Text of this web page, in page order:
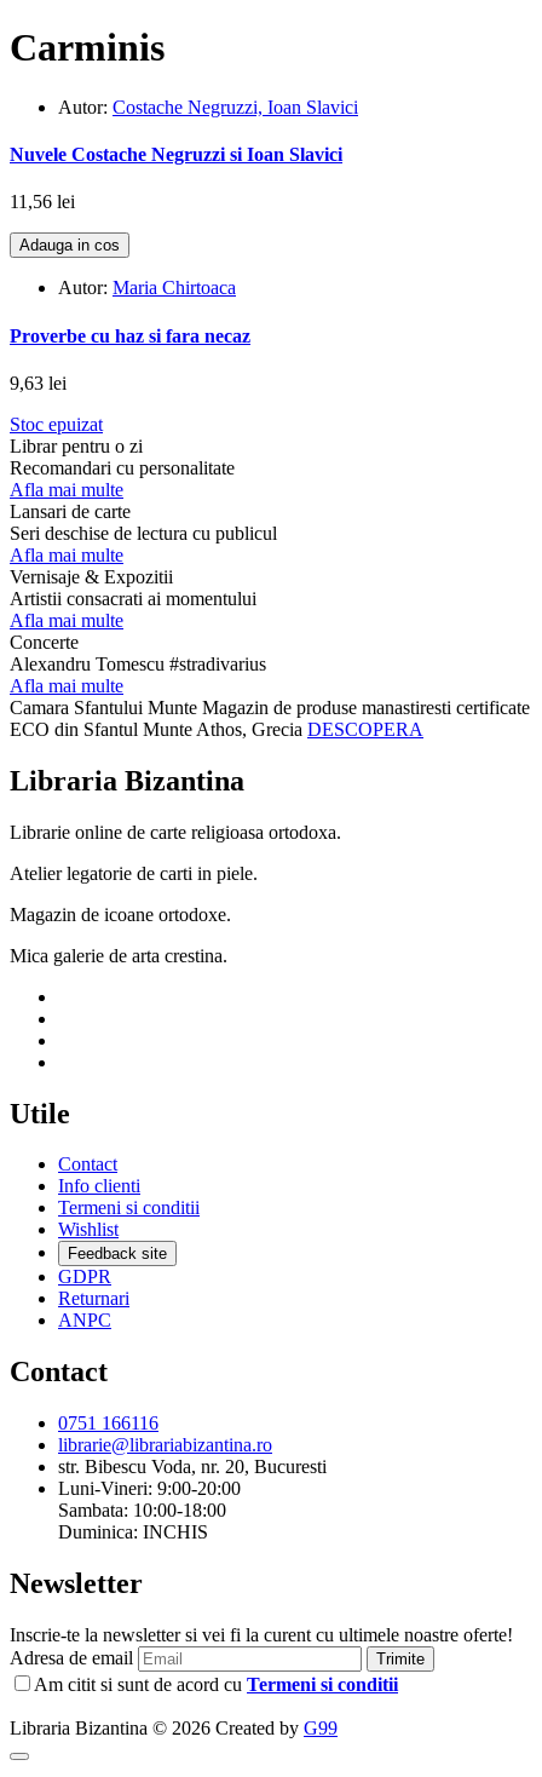
Carminis
Autor: Costache Negruzzi, Ioan Slavici
Nuvele Costache Negruzzi si Ioan Slavici
11,56 lei
Adauga in cos
Autor: Maria Chirtoaca
Proverbe cu haz si fara necaz
9,63 lei
Stoc epuizat
Librar pentru o zi
Recomandari cu personalitate
Afla mai multe
Lansari de carte
Seri deschise de lectura cu publicul
Afla mai multe
Vernisaje & Expozitii
Artistii consacrati ai momentului
Afla mai multe
Concerte
Alexandru Tomescu #stradivarius
Afla mai multe
Camara Sfantului Munte Magazin de produse manastiresti certificate
ECO din Sfantul Munte Athos, Grecia DESCOPERA
Libraria Bizantina
Librarie online de carte religioasa ortodoxa.
Atelier legatorie de carti in piele.
Magazin de icoane ortodoxe.
Mica galerie de arta crestina.
Utile
Contact
Info clienti
Termeni si conditii
Wishlist
Feedback site
GDPR
Returnari
ANPC
Contact
0751 166116
librarie@librariabizantina.ro
str. Bibescu Voda, nr. 20, Bucuresti
Luni-Vineri: 9:00-20:00
Sambata: 10:00-18:00
Duminica: INCHIS
Newsletter
Inscrie-te la newsletter si vei fi la curent cu ultimele noastre oferte!
Adresa de email
Trimite
Am citit si sunt de acord cu Termeni si conditii
Libraria Bizantina © 2026 Created by G99